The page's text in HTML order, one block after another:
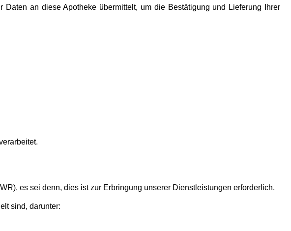
an diese Apotheke übermittelt, um die Bestätigung und Lieferung Ihrer
es sei denn, dies ist zur Erbringung unserer Dienstleistungen erforderlich.
sind, darunter: